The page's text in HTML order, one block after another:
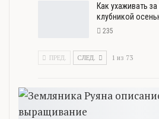
Как ухаживать
клубникой
235
ПРЕД. СЛЕД. 1 из 73